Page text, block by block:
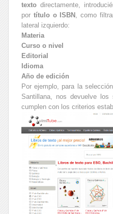
texto directamente,
por título o ISBN
, como
lateral izquierdo:
Materia
Curso o nivel
Editorial
Idioma
Año de edición
Por ejemplo, para la
Santillana, nos devuelve los
cumplen con los criterios